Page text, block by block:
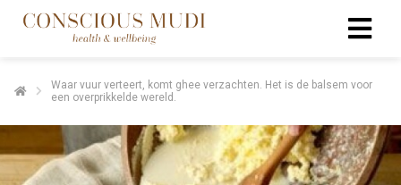
Waar vuur verteert, komt ghee verzachten. Het is de balsem voor
een overprikkelde wereld.